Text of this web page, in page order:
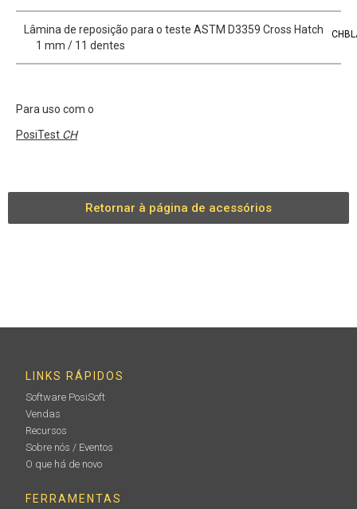
Lâmina de reposição para o teste ASTM D3359 Cross Hatch
1 mm / 11 dentes
Para uso com o
PosiTest CH
Retornar à página de acessórios
LINKS RÁPIDOS
Software PosiSoft
Vendas
Recursos
Sobre nós / Eventos
O que há de novo
FERRAMENTAS